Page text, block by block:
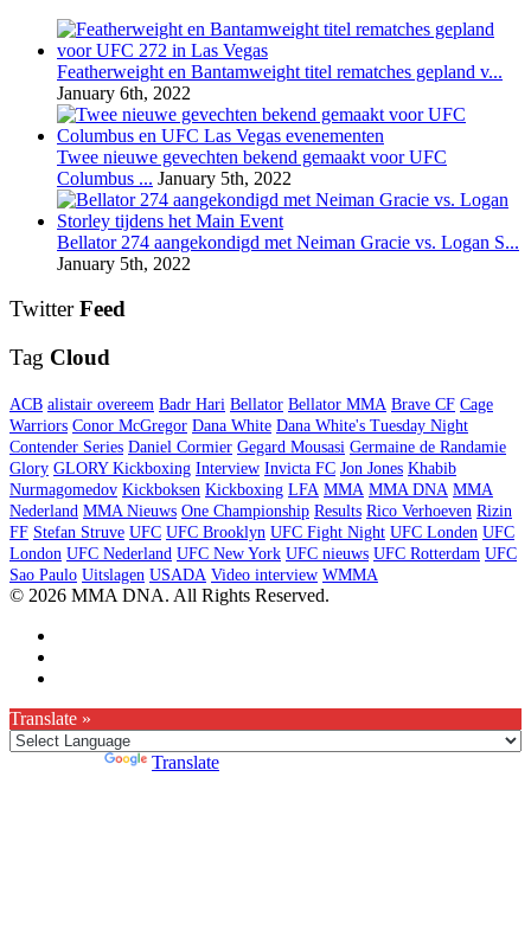
Featherweight en Bantamweight titel rematches gepland v...
January 6th, 2022
Twee nieuwe gevechten bekend gemaakt voor UFC
Columbus ... January 5th, 2022
Bellator 274 aangekondigd met Neiman Gracie vs. Logan S...
January 5th, 2022
TwitterFeed
Tag Cloud
ACB alistair overeem Badr Hari Bellator Bellator MMA Brave CF Cage
Warriors Conor McGregor Dana White Dana White's Tuesday Night
Contender Series Daniel Cormier Gegard Mousasi Germaine de Randamie
Glory GLORY Kickboxing Interview Invicta FC Jon Jones Khabib
Nurmagomedov Kickboksen Kickboxing LFA MMA MMA DNA MMA
Nederland MMA Nieuws One Championship Results Rico Verhoeven Rizin
FF Stefan Struve UFC UFC Brooklyn UFC Fight Night UFC Londen UFC
London UFC Nederland UFC New York UFC nieuws UFC Rotterdam UFC
Sao Paulo Uitslagen USADA Video interview WMMA
© 2026 MMA DNA. All Rights Reserved.
Translate »
Translate